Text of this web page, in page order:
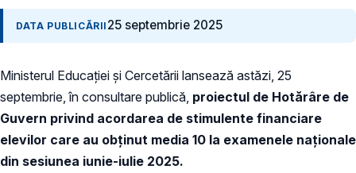
DATA PUBLICĂRII 25 septembrie 2025
Ministerul Educației și Cercetării lansează astăzi, 25
septembrie, în consultare publică, proiectul de Hotărâre de
Guvern privind acordarea de stimulente financiare
elevilor care au obținut media 10 la examenele naționale
din sesiunea iunie-iulie 2025.